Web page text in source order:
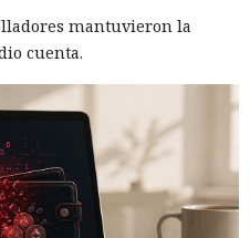
mantuvieron la
cuenta.